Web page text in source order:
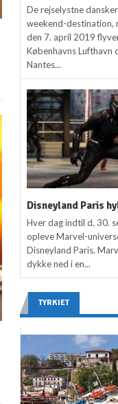
De rejselystne
weekend-destination,
den 7. april 2019
Københavns Lufthavn
Nantes...
Disneyland Paris
Hver dag indtil d. 30.
opleve Marvel-
Disneyland Paris.
dykke ned i en...
TYRKIET